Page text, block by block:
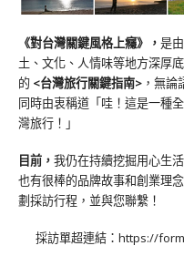
《對台灣關鍵風格上癮》 ， 是
土、文化、人情味等地方深厚
的 <台灣旅行關鍵指南> ，無
同時由衷稱道「哇！這是一種
灣旅行！」
目前， 我仍在持續挖掘用心生
也有很棒的品牌故事和創業理
劃採訪行程，並與您聯繫！
採訪單超連結： https://